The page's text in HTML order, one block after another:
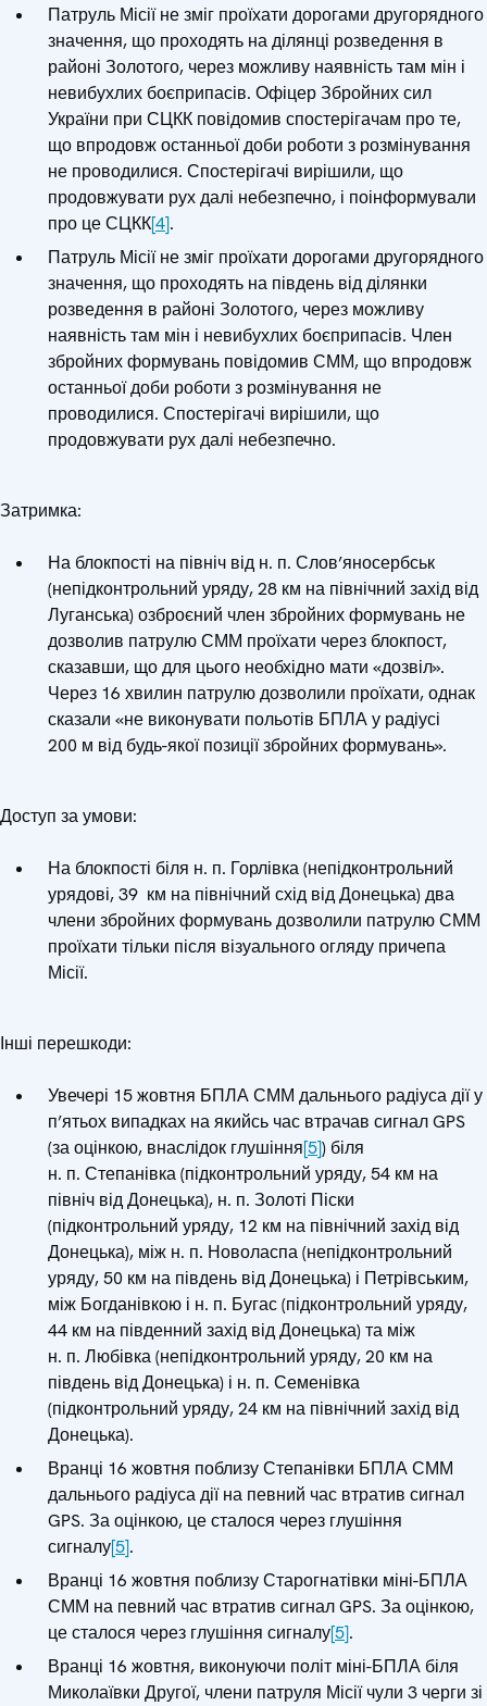
Патруль Місії не зміг проїхати дорогами другорядного
значення, що проходять на ділянці розведення в
районі Золотого, через можливу наявність там мін і
невибухлих боєприпасів. Офіцер Збройних сил
України при СЦКК повідомив спостерігачам про те,
що впродовж останньої доби роботи з розмінування
не проводилися. Спостерігачі вирішили, що
продовжувати рух далі небезпечно, і поінформували
про це СЦКК[4].
Патруль Місії не зміг проїхати дорогами другорядного
значення, що проходять на південь від ділянки
розведення в районі Золотого, через можливу
наявність там мін і невибухлих боєприпасів. Член
збройних формувань повідомив СММ, що впродовж
останньої доби роботи з розмінування не
проводилися. Спостерігачі вирішили, що
продовжувати рух далі небезпечно.
Затримка:
На блокпості на північ від н. п. Слов’яносербськ
(непідконтрольний уряду, 28 км на північний захід від
Луганська) озброєний член збройних формувань не
дозволив патрулю СММ проїхати через блокпост,
сказавши, що для цього необхідно мати «дозвіл».
Через 16 хвилин патрулю дозволили проїхати, однак
сказали «не виконувати польотів БПЛА у радіусі
200 м від будь-якої позиції збройних формувань».
Доступ за умови:
На блокпості біля н. п. Горлівка (непідконтрольний
урядові, 39 км на північний схід від Донецька) два
члени збройних формувань дозволили патрулю СММ
проїхати тільки після візуального огляду причепа
Місії.
Інші перешкоди:
Увечері 15 жовтня БПЛА СММ дальнього радіуса дії у
п’ятьох випадках на якийсь час втрачав сигнал GPS
(за оцінкою, внаслідок глушіння[5]) біля
н. п. Степанівка (підконтрольний уряду, 54 км на
північ від Донецька), н. п. Золоті Піски
(підконтрольний уряду, 12 км на північний захід від
Донецька), між н. п. Новоласпа (непідконтрольний
уряду, 50 км на південь від Донецька) і Петрівським,
між Богданівкою і н. п. Бугас (підконтрольний уряду,
44 км на південний захід від Донецька) та між
н. п. Любівка (непідконтрольний уряду, 20 км на
південь від Донецька) і н. п. Семенівка
(підконтрольний уряду, 24 км на північний захід від
Донецька).
Вранці 16 жовтня поблизу Степанівки БПЛА СММ
дальнього радіуса дії на певний час втратив сигнал
GPS. За оцінкою, це сталося через глушіння
сигналу[5].
Вранці 16 жовтня поблизу Старогнатівки міні-БПЛА
СММ на певний час втратив сигнал GPS. За оцінкою,
це сталося через глушіння сигналу[5].
Вранці 16 жовтня, виконуючи політ міні-БПЛА біля
Миколаївки Другої, члени патруля Місії чули 3 черги зі